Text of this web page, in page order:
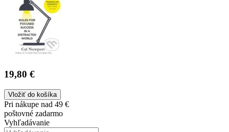
19,80 €
Vložiť do košíka
Pri nákupe nad 49 €
poštovné zadarmo
Vyhľadávanie